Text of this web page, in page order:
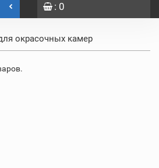
: 0
окрасочных камер